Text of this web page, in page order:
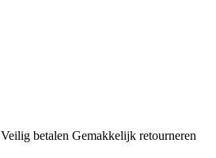
Veilig betalen Gemakkelijk retourneren